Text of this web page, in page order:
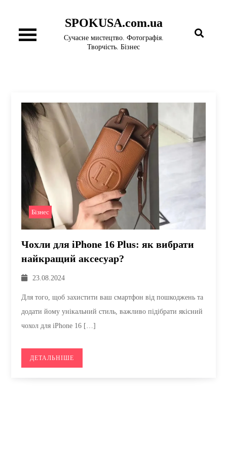
вмісту
SPOKUSA.com.ua
Сучасне мистецтво. Фотографія.
Творчість. Бізнес
Бізнес
Чохли для iPhone 16 Plus: як вибрати
найкращий аксесуар?
23.08.2024
Для того, щоб захистити ваш смартфон від пошкоджень та
додати йому унікальний стиль, важливо підібрати якісний
чохол для iPhone 16 […]
ДЕТАЛЬНІШЕ